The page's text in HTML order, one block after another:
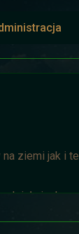
ziemi jak i te
niech